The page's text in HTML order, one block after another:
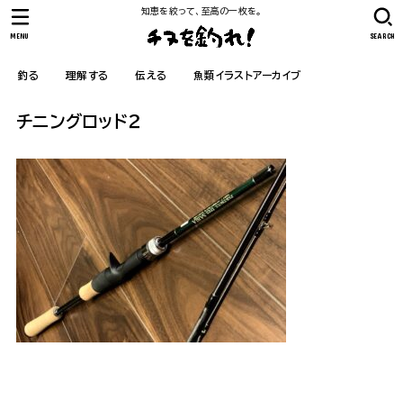
知恵を絞って、至高の一枚を。
釣る 理解する 伝える 魚類イラストアーカイブ
SEARCH
MENU
チニングロッド２